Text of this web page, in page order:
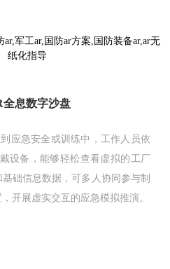
全息数字沙盘
应急安全或训练中，工作人员依
设备，能够轻松查看虚拟的工厂
础信息数据，可多人协同参与制
开展虚实交互的应急模拟推演。